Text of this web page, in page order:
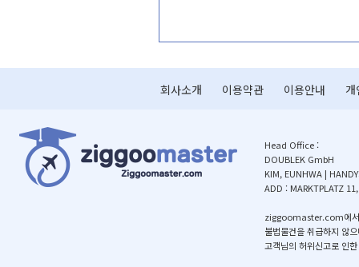
회사소개 이용약관 이용안내
HeadOffice:
DOUBLEKGmbH
ziggoomaster.com에서
불법물건을취급하지않
고객님의허위신고로인